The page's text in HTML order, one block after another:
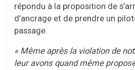
répondu à la proposition de
d’ancrage et de prendre un
passage.
« Même après la violation de
leur avons quand même